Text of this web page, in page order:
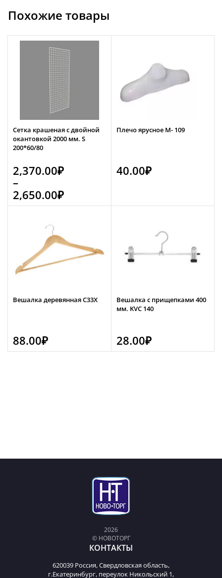
Похожие товары
Сетка крашеная с двойной
окантовкой 2000 мм. S
200*60/80
2,370.00₽
–
2,650.00₽
Плечо ярусное М- 109
40.00₽
Вешалка деревянная C33Х
88.00₽
Вешалка с прищепками 400
мм. KVC 140
28.00₽
2026
© НОВОТОРГ
КОНТАКТЫ
620039 Россия, Свердловская область,
г.Екатеринбург, переулок Никольский 1,